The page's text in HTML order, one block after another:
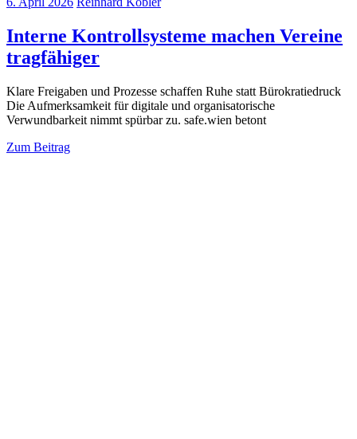
Interne Kontrollsysteme machen Vereine
tragfähiger
Klare Freigaben und Prozesse schaffen Ruhe statt Bürokratiedruck
Die Aufmerksamkeit für digitale und organisatorische
Verwundbarkeit nimmt spürbar zu. safe.wien betont
Zum Beitrag